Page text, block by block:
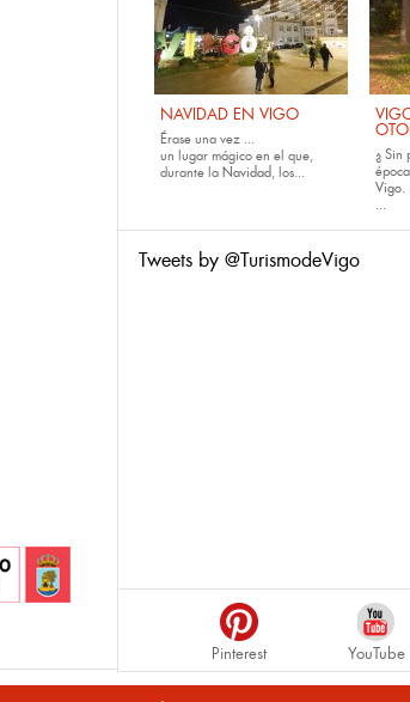
NAVIDAD EN VIGO
Érase una vez ...
un lugar mágico en el que,
durante la Navidad, los...
¿ Sin
Vigo.
...
Tweets by @TurismodeVigo
Pinterest YouTube